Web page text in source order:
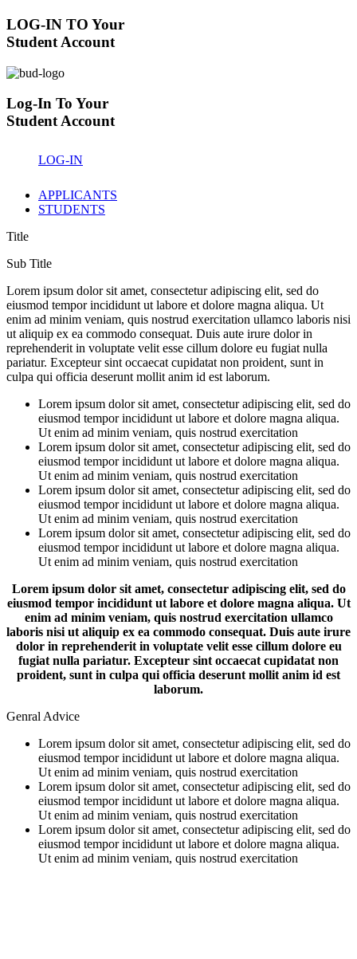
LOG-IN TO Your
Student Account
Log-In To Your
Student Account
LOG-IN
APPLICANTS
STUDENTS
Title
Sub Title
Lorem ipsum dolor sit amet, consectetur adipiscing elit, sed do
eiusmod tempor incididunt ut labore et dolore magna aliqua. Ut
enim ad minim veniam, quis nostrud exercitation ullamco laboris nisi
ut aliquip ex ea commodo consequat. Duis aute irure dolor in
reprehenderit in voluptate velit esse cillum dolore eu fugiat nulla
pariatur. Excepteur sint occaecat cupidatat non proident, sunt in
culpa qui officia deserunt mollit anim id est laborum.
Lorem ipsum dolor sit amet, consectetur adipiscing elit, sed do
eiusmod tempor incididunt ut labore et dolore magna aliqua.
Ut enim ad minim veniam, quis nostrud exercitation
Lorem ipsum dolor sit amet, consectetur adipiscing elit, sed do
eiusmod tempor incididunt ut labore et dolore magna aliqua.
Ut enim ad minim veniam, quis nostrud exercitation
Lorem ipsum dolor sit amet, consectetur adipiscing elit, sed do
eiusmod tempor incididunt ut labore et dolore magna aliqua.
Ut enim ad minim veniam, quis nostrud exercitation
Lorem ipsum dolor sit amet, consectetur adipiscing elit, sed do
eiusmod tempor incididunt ut labore et dolore magna aliqua.
Ut enim ad minim veniam, quis nostrud exercitation
Lorem ipsum dolor sit amet, consectetur adipiscing elit, sed do
eiusmod tempor incididunt ut labore et dolore magna aliqua. Ut
enim ad minim veniam, quis nostrud exercitation ullamco
laboris nisi ut aliquip ex ea commodo consequat. Duis aute irure
dolor in reprehenderit in voluptate velit esse cillum dolore eu
fugiat nulla pariatur. Excepteur sint occaecat cupidatat non
proident, sunt in culpa qui officia deserunt mollit anim id est
laborum.
Genral Advice
Lorem ipsum dolor sit amet, consectetur adipiscing elit, sed do
eiusmod tempor incididunt ut labore et dolore magna aliqua.
Ut enim ad minim veniam, quis nostrud exercitation
Lorem ipsum dolor sit amet, consectetur adipiscing elit, sed do
eiusmod tempor incididunt ut labore et dolore magna aliqua.
Ut enim ad minim veniam, quis nostrud exercitation
Lorem ipsum dolor sit amet, consectetur adipiscing elit, sed do
eiusmod tempor incididunt ut labore et dolore magna aliqua.
Ut enim ad minim veniam, quis nostrud exercitation